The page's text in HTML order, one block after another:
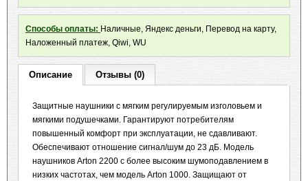
Способы оплаты: Наличные, Яндекс деньги, Перевод на карту,
Наложенный платеж, Qiwi, WU
Описание Отзывы (0)
Защитные наушники с мягким регулируемым изголовьем и
мягкими подушечками. Гарантируют потребителям
повышенный комфорт при эксплуатации, не сдавливают.
Обеспечивают отношение сигнал/шум до 23 дБ. Модель
наушников Arton 2200 с более высоким шумоподавлением в
низких частотах, чем модель Arton 1000. Защищают от